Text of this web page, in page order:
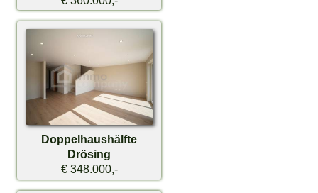
Doppelhaushälfte
Drösing
€ 348.000,-